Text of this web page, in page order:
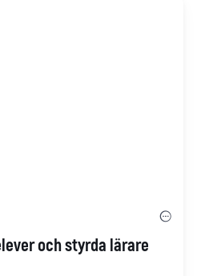
och styrda lärare